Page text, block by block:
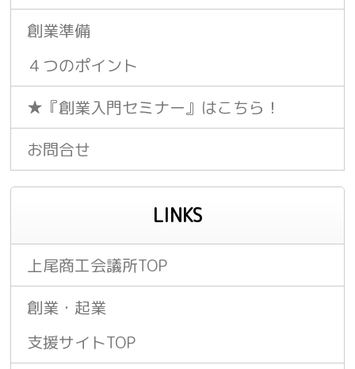
創業準備
４つのポイント
★『創業入門セミナー』はこちら！
お問合せ
LINKS
上尾商工会議所TOP
創業・起業
支援サイトTOP